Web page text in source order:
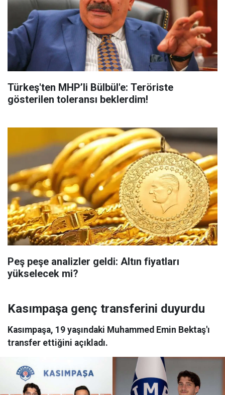
Türkeş'ten MHP’li Bülbül'e: Teröriste
gösterilen toleransı beklerdim!
Peş peşe analizler geldi: Altın fiyatları
yükselecek mi?
Kasımpaşa genç transferini duyurdu
Kasımpaşa, 19 yaşındaki Muhammed Emin Bektaş'ı
transfer ettiğini açıkladı.